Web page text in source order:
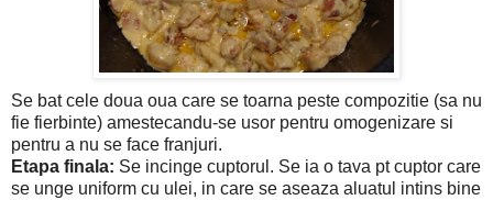
Se bat cele doua oua care se toarna peste compozitie (sa nu
fie fierbinte) amestecandu-se usor pentru omogenizare si
pentru a nu se face franjuri.
Etapa finala: Se incinge cuptorul. Se ia o tava pt cuptor care
se unge uniform cu ulei, in care se aseaza aluatul intins bine